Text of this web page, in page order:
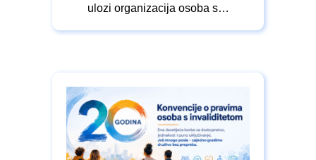
ulozi organizacija osoba s…